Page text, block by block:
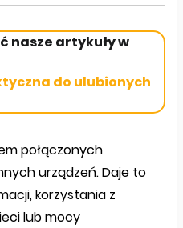
nasze artykuły w
do ulubionych
połączonych
urządzeń. Daje to
korzystania z
lub mocy